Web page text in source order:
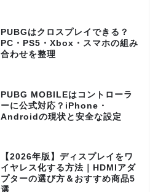
PUBGはクロスプレイできる？
PC・PS5・Xbox・スマホの組み
合わせを整理
PUBG MOBILEはコントローラ
ーに公式対応？iPhone・
Androidの現状と安全な設定
【2026年版】ディスプレイをワ
イヤレス化する方法｜HDMIアダ
プターの選び方＆おすすめ商品5
選